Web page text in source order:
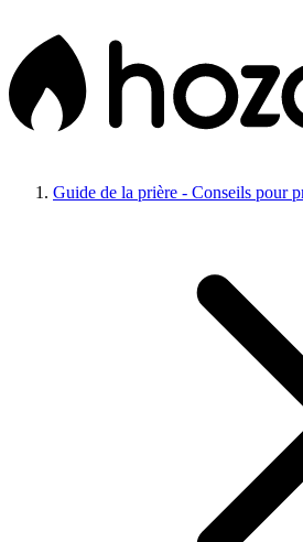
Guide de la prière - Conseils pour